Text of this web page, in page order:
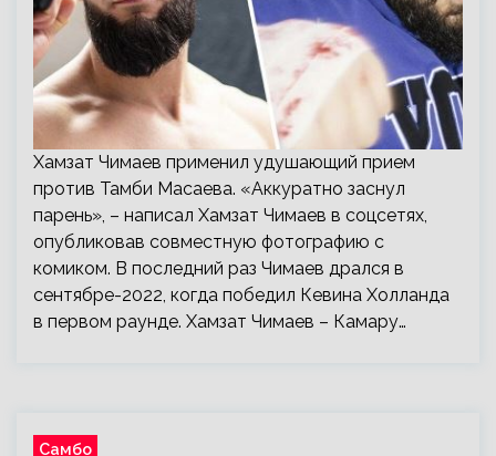
Хамзат Чимаев применил удушающий прием
против Тамби Масаева. «Аккуратно заснул
парень», – написал Хамзат Чимаев в соцсетях,
опубликовав совместную фотографию с
комиком. В последний раз Чимаев дрался в
сентябре-2022, когда победил Кевина Холланда
в первом раунде. Хамзат Чимаев – Камару…
Самбо